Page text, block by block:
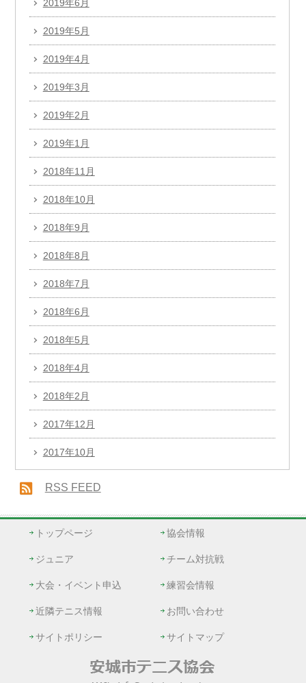
2019年6月
2019年5月
2019年4月
2019年3月
2019年2月
2019年1月
2018年11月
2018年10月
2018年9月
2018年8月
2018年7月
2018年6月
2018年5月
2018年4月
2018年2月
2017年12月
2017年10月
RSS FEED
トップページ 協会情報
ジュニア チーム対抗戦
大会・イベント申込 練習会情報
近隣テニス情報 お問い合わせ
サイトポリシー サイトマップ